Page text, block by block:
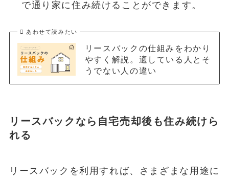
で通り家に住み続けることができます。
あわせて読みたい
リースバックの仕組みをわかり
やすく解説。適している人とそ
うでない人の違い
リースバックなら自宅売却後も住み続けら
れる
リースバックを利用すれば、さまざまな用途に